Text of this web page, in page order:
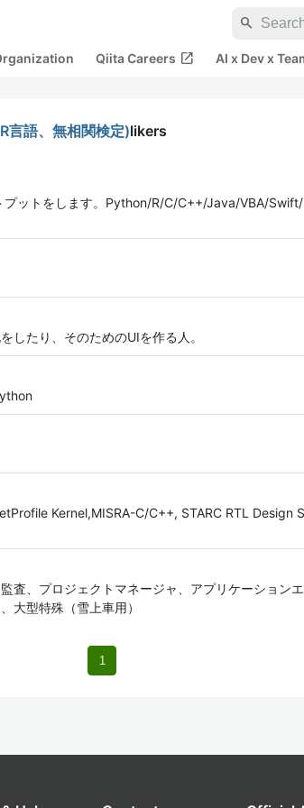
search
Qiita Careers open_in_new AI x Dev x
言語、無相関検定)likers
プットをします。Python/R/C/C++/Java/VBA/
たり、そのためのUIを作る人。
Kernel,MISRA-C/C++, STARC RTL Design
査、プロジェクトマネージャ、アプリケーション
大型特殊（雪上車用）
1